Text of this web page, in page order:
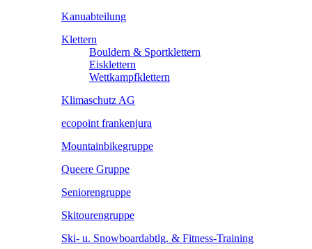
Kanuabteilung
Klettern
Bouldern & Sportklettern
Eisklettern
Wettkampfklettern
Klimaschutz AG
ecopoint frankenjura
Mountainbikegruppe
Queere Gruppe
Seniorengruppe
Skitourengruppe
Ski- u. Snowboardabtlg. & Fitness-Training